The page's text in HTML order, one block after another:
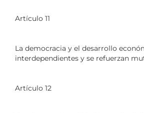
Artículo 11
La democracia y el desarrollo
interdependientes y se refuerzan
Artículo 12